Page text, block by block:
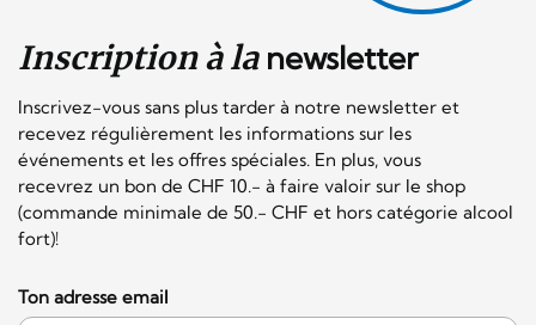
Inscription à lanewsletter
Inscrivez-vous sans plus tarder à notre newsletter et
recevez régulièrement les informations sur les
événements et les offres spéciales. En plus, vous
recevrez un bon de CHF 10.- à faire valoir sur le shop
(commande minimale de 50.- CHF et hors catégorie alcool
fort)!
Ton adresse email